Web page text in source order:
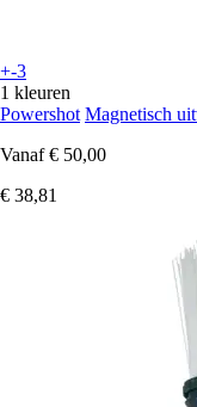
+-3
1 kleuren
Powershot Magnetisch
Vanaf € 50,00
€ 38,81